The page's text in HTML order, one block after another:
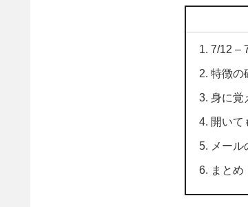
7/12 –
特徴の
身に覚
開いて
メー
まとめ